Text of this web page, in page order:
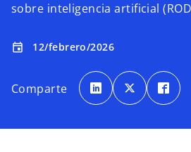
sobre inteligencia artificial
event 12/febrero/2026
Comparte e
a
b
e
a
b
e
a